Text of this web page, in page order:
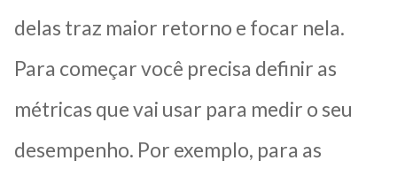
delas traz maior retorno e focar nela.
Para começar você precisa definir as
métricas que vai usar para medir o seu
desempenho. Por exemplo, para as